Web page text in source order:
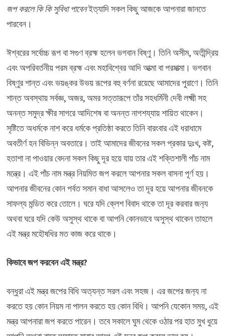
জপ করলে কি কি সুবিধা পাবেনইত্যাদি সকল কিছু আজকে আপনারা জানতে
পারবেন।
ঈশ্বরের সর্বোচ্চ রূপ বা সগুণ ব্রহ্ম হলেন ভগবান বিষ্ণু। তিনি অসীম, অতীন্দ্রিয়
এবং অপরিবর্তনীয় পরম ব্রহ্ম এবং মহাবিশ্বের আদি আত্মা বা পরমাত্মা। ভগবান
বিষ্ণুর শান্ত এবং ভয়ঙ্কর উভয় রূপের বহু বর্ণনা রয়েছে আমাদের পুরাণে। তিনি
শান্ত অবস্থায় সর্বজ্ঞ, অজর, অমর সত্তারূপে তাঁর সহধর্মিনী দেবী লক্ষ্মী সহ
অনন্ত সমুদ্র ক্ষীর সাগরে আদিশেষ বা অনন্ত নাগশয্যায় শায়িত থাকেন।
সৃষ্টিতে অধর্মকে নাশ করে ধর্মকে প্রতিষ্ঠা করতে তিনি বারংবার এই ধরাধামে
অবতীর্ণ হন বিভিন্ন অবতারে। তাই আমাদের জীবনের সকল প্রকার দুঃখ, কষ্ট,
হতাশা না পাওয়ার বেদনা সকল কিছু দূর হয়ে যায় তার এই শক্তিশালী পাঁচ নাম
মন্ত্রে। এই পাঁচ নাম মন্ত্র নিয়মিত জপ করলে আপনার সকল বাসনা পূর্ণ হয়।
আপনার জীবনের কোন পর্বত সমান বাধা আসলেও তা দূর হয়ে আপনার জীবনকে
সাফল্য মন্ডিত করে তোলে। ঘরে যদি ক্লেশ বিবাদ থাকে তা দূর করবার জন‍্য
অথবা ঘরে যদি কেউ অসুস্থ থাকে বা আপনি কোনভাবে অসুস্থ থাকেন তাহলে
এই মন্ত্র মহৌষধির মত কাজ করে থাকে।
কিভাবে জপ করবেন এই মন্ত্র?
বন্ধুরা এই মন্ত্র জপের বিধি অত্যন্ত সরল এবং সহজ। এর জপের জন‍্য না
করতে হয় কোন নিয়ম না পালন করতে হয় কোন বিধি। আপনি যেকোন সময়, এই
মন্ত্র আপনারা জপ করতে পারেন। তবে সকালে ঘুম থেকে ওঠার পর হাত মুখ ধুয়ে